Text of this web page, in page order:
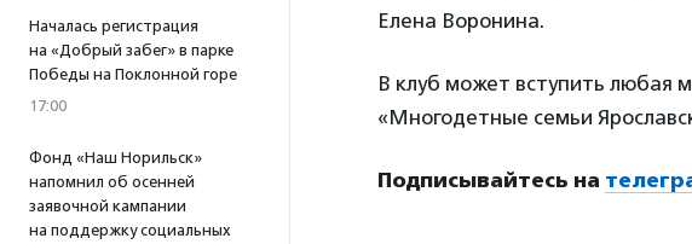
Началась регистрация
на «Добрый забег» в парке
Победы на Поклонной горе
17:00
Фонд «Наш Норильск»
напомнил об осенней
заявочной кампании
на поддержку социальных
Елена Воронина.
В клуб может вступить любая
«Многодетные семьи
Подписывайтесь на